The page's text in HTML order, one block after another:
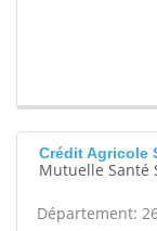
Crédit Agricole
Mutuelle Santé
Département: